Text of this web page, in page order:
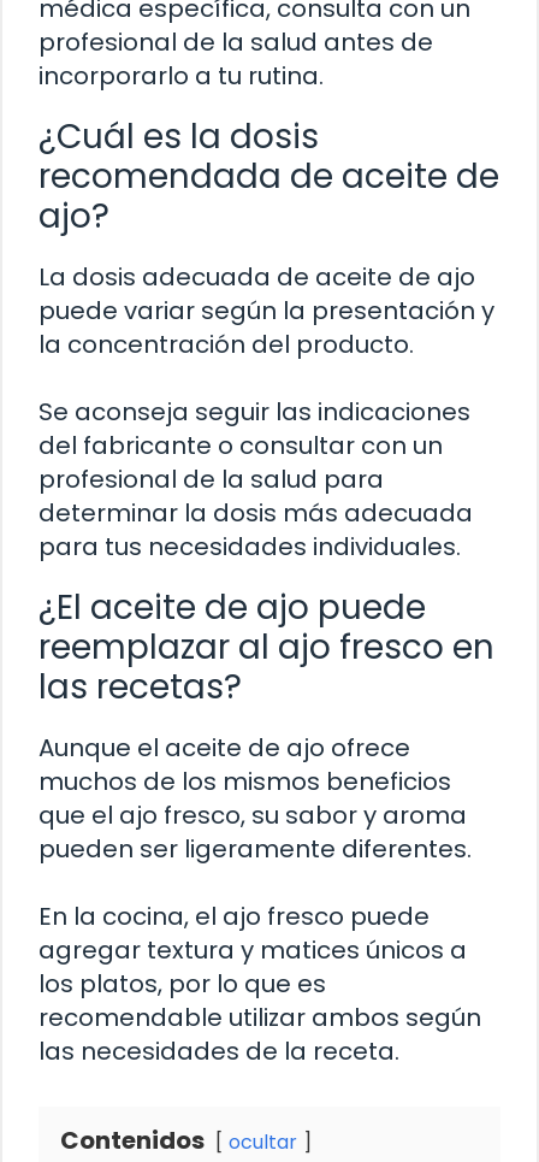
médica específica, consulta con un
profesional de la salud antes de
incorporarlo a tu rutina.
¿Cuál es la dosis
recomendada de aceite de
ajo?
La dosis adecuada de aceite de ajo
puede variar según la presentación y
la concentración del producto.
Se aconseja seguir las indicaciones
del fabricante o consultar con un
profesional de la salud para
determinar la dosis más adecuada
para tus necesidades individuales.
¿El aceite de ajo puede
reemplazar al ajo fresco en
las recetas?
Aunque el aceite de ajo ofrece
muchos de los mismos beneficios
que el ajo fresco, su sabor y aroma
pueden ser ligeramente diferentes.
En la cocina, el ajo fresco puede
agregar textura y matices únicos a
los platos, por lo que es
recomendable utilizar ambos según
las necesidades de la receta.
Contenidos ocultar